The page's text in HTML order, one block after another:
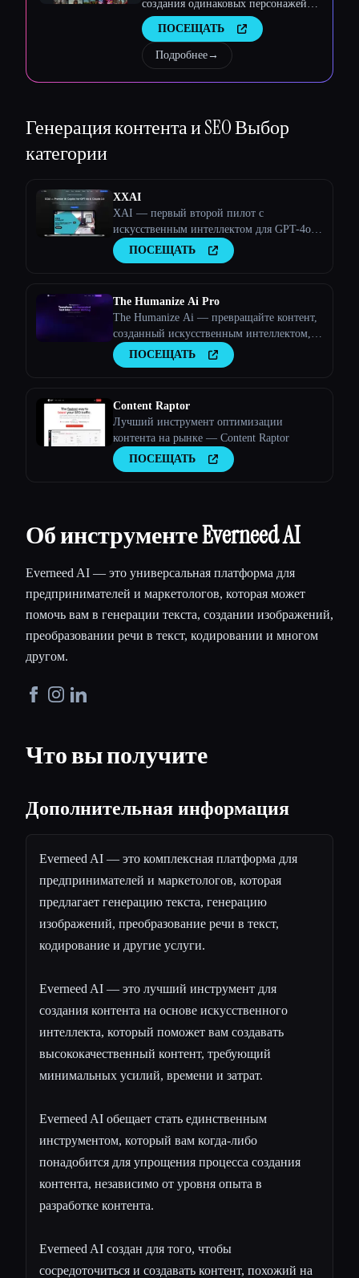
создания одинаковых персонажей,
рабочих процессов и видео
ПОСЕЩАТЬ
Подробнее→
Генерация контента и SEOВыбор
категории
XXAI
XAI — первый второй пилот с
искусственным интеллектом для GPT-4o и
Claude 3.5
ПОСЕЩАТЬ
The Humanize Ai Pro
The Humanize Ai — превращайте контент,
созданный искусственным интеллектом, в
текст, написанный людьми
ПОСЕЩАТЬ
Content Raptor
Лучший инструмент оптимизации
контента на рынке — Content Raptor
ПОСЕЩАТЬ
Об инструменте Everneed AI
Everneed AI — это универсальная платформа для
предпринимателей и маркетологов, которая может
помочь вам в генерации текста, создании изображений,
преобразовании речи в текст, кодировании и многом
другом.
Что вы получите
Дополнительная информация
Everneed AI — это комплексная платформа для
предпринимателей и маркетологов, которая
предлагает генерацию текста, генерацию
изображений, преобразование речи в текст,
кодирование и другие услуги.
Everneed AI — это лучший инструмент для
создания контента на основе искусственного
интеллекта, который поможет вам создавать
высококачественный контент, требующий
минимальных усилий, времени и затрат.
Everneed AI обещает стать единственным
инструментом, который вам когда-либо
понадобится для упрощения процесса создания
контента, независимо от уровня опыта в
разработке контента.
Everneed AI создан для того, чтобы
сосредоточиться и создавать контент, похожий на